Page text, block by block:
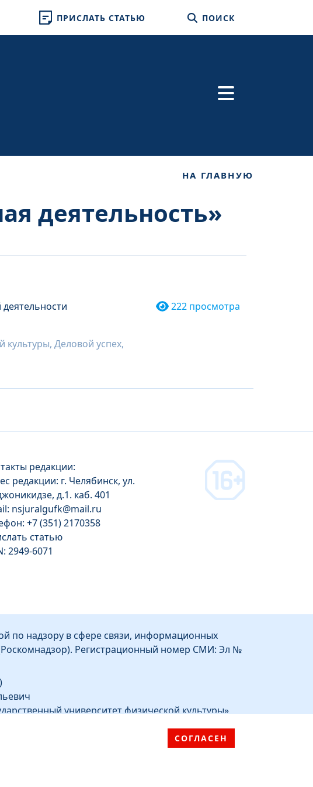
ПРИСЛАТЬ СТАТЬЮ ПОИСК
НА ГЛАВНУЮ
деятельность»
культуры, Деловой успех,
222 просмотра
редакции:
редакции: г. Челябинск, ул.
д.1. каб. 401
nsjuralgufk@mail.ru
+7 (351) 2170358
статью
2949-6071
по надзору в сфере связи, информационных
Регистрационный номер СМИ: Эл №
университет физической культуры»
бюджетное образовательное учреждение
университет физической культуры»
СОГЛАСЕН